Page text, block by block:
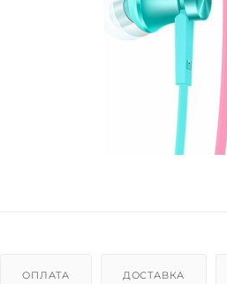
ОПЛАТА ДОСТАВКА